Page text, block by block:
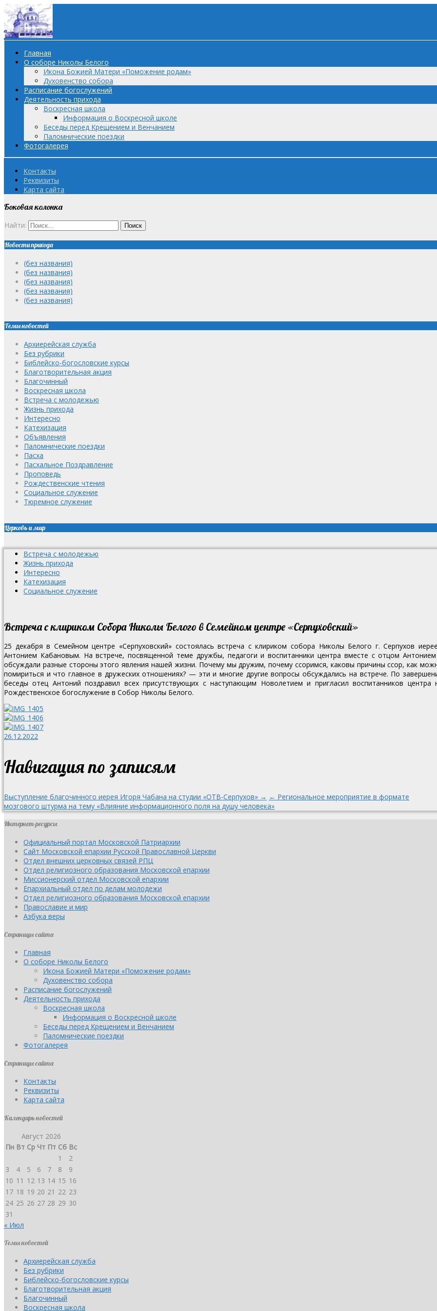
Главная
О соборе Николы Белого
Икона Божией Матери «Поможение родам»
Духовенство собора
Расписание богослужений
Деятельность прихода
Воскресная школа
Информация о Воскресной школе
Беседы перед Крещением и Венчанием
Паломнические поездки
Фотогалерея
Контакты
Реквизиты
Карта сайта
Боковая колонка
Найти:
Новости прихода
(без названия)
(без названия)
(без названия)
(без названия)
(без названия)
Темы новостей
Архиерейская служба
Без рубрики
Библейско-богословские курсы
Благотворительная акция
Благочинный
Воскресная школа
Встреча с молодежью
Жизнь прихода
Интересно
Катехизация
Объявления
Паломнические поездки
Пасха
Пасхальное Поздравление
Проповедь
Рождественские чтения
Социальное служение
Тюремное служение
Церковь и мир
Встреча с молодежью
Жизнь прихода
Интересно
Катехизация
Социальное служение
Встреча с клириком Собора Николы Белого в Семейном центре «Серпуховский»
25 декабря в Семейном центре «Серпуховский» состоялась встреча с клириком собора Николы Белого г. Серпухов
Антонием Кабановым. На встрече, посвященной теме дружбы, педагоги и воспитанники центра вместе с отцом
обсуждали разные стороны этого явления нашей жизни. Почему мы дружим, почему ссоримся, каковы причины ссор, как
помириться и что главное в дружеских отношениях? — эти и многие другие вопросы обсуждались на встрече. По
беседы отец Антоний поздравил всех присутствующих с наступающим Новолетием и пригласил воспитанников центра
Рождественское богослужение в Собор Николы Белого.
26.12.2022
Навигация по записям
Выступление благочинного иерея Игоря Чабана на студии «ОТВ-Серпухов» → ← Региональное мероприятие в формате
мозгового штурма на тему «Влияние информационного поля на душу человека»
Интернет-ресурсы
Официальный портал Московской Патриархии
Сайт Московской епархии Русской Православной Церкви
Отдел внешних церковных связей РПЦ
Отдел религиозного образования Московской епархии
Миссионерский отдел Московской епархии
Епархиальный отдел по делам молодежи
Отдел религиозного образования Московской епархии
Православие и мир
Азбука веры
Страницы сайта
Главная
О соборе Николы Белого
Икона Божией Матери «Поможение родам»
Духовенство собора
Расписание богослужений
Деятельность прихода
Воскресная школа
Информация о Воскресной школе
Беседы перед Крещением и Венчанием
Паломнические поездки
Фотогалерея
Страницы сайта
Контакты
Реквизиты
Карта сайта
Календарь новостей
Август 2026
Пн Вт Ср Чт Пт Сб Вс
1
2
3
4 5 6 7 8
9
10 11 12 13 14 15 16
17 18 19 20 21 22 23
24 25 26 27 28 29 30
31
« Июл
Темы новостей
Архиерейская служба
Без рубрики
Библейско-богословские курсы
Благотворительная акция
Благочинный
Воскресная школа